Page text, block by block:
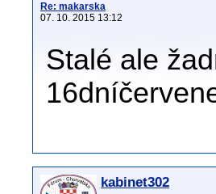
Re: makarska
07. 10. 2015 13:12
Stalé ale
kabinet302